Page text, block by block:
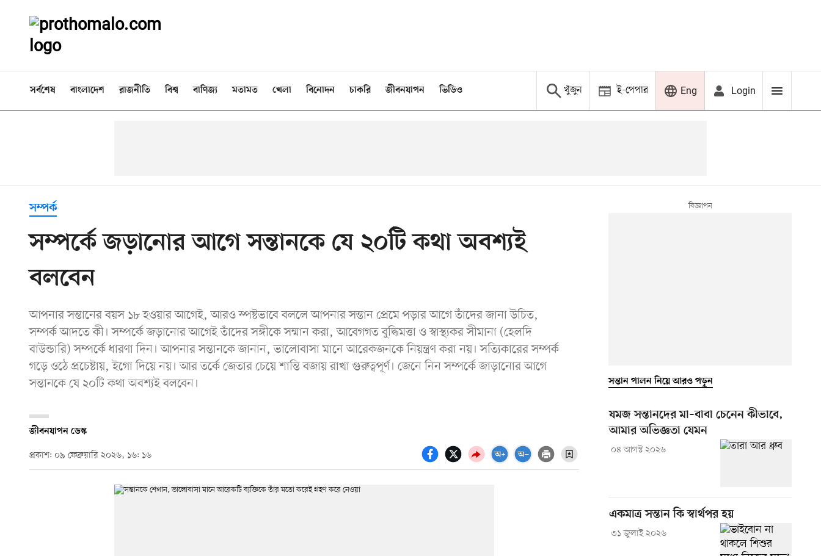
সর্বশেষ বাংলাদেশ রাজনীতি বিশ্ব বাণিজ্য মতামত খেলা বিনোদন চাকরি জীবনযাপন ভিডিও খুঁজুন ই-পেপার Eng Login
সম্পর্ক
সম্পর্কে জড়ানোর আগে সন্তানকে যে ২০টি কথা অবশ্যই
বলবেন
আপনার সন্তানের বয়স ১৮ হওয়ার আগেই, আরও স্পষ্টভাবে বললে আপনার সন্তান প্রেমে পড়ার আগে তাঁদের জানা উচিত,
সম্পর্ক আদতে কী। সম্পর্কে জড়ানোর আগেই তাঁদের সঙ্গীকে সম্মান করা, আবেগগত বুদ্ধিমত্তা ও স্বাস্থ্যকর সীমানা (হেলদি
বাউন্ডারি) সম্পর্কে ধারণা দিন। আপনার সন্তানকে জানান, ভালোবাসা মানে আরেকজনকে নিয়ন্ত্রণ করা নয়। সত্যিকারের সম্পর্ক
গড়ে ওঠে প্রচেষ্টায়, ইগো দিয়ে নয়। আর তর্কে জেতার চেয়ে শান্তি বজায় রাখা গুরুত্বপূর্ণ। জেনে নিন সম্পর্কে জাড়ানোর আগে
সন্তানকে যে ২০টি কথা অবশ্যই বলবেন।
জীবনযাপন ডেস্ক
প্রকাশ: ০৯ ফেব্রুয়ারি ২০২৬, ১৬: ১৬
সন্তান পালন নিয়ে আরও পড়ুন
যমজ সন্তানদের মা–বাবা চেনেন কীভাবে,
আমার অভিজ্ঞতা যেমন
০৪ আগস্ট ২০২৬
একমাত্র সন্তান কি স্বার্থপর হয়
৩১ জুলাই ২০২৬